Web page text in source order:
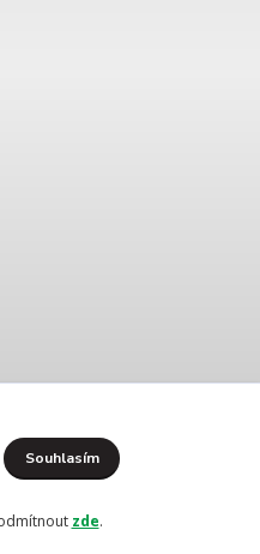
Neváhejte se zeptat:
Souhlasím
zde.